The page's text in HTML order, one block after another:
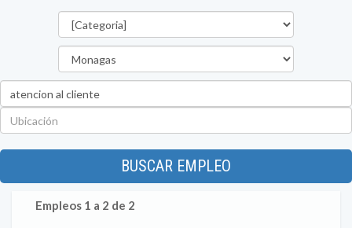
BUSCAR EMPLEO
Empleos 1 a 2 de 2